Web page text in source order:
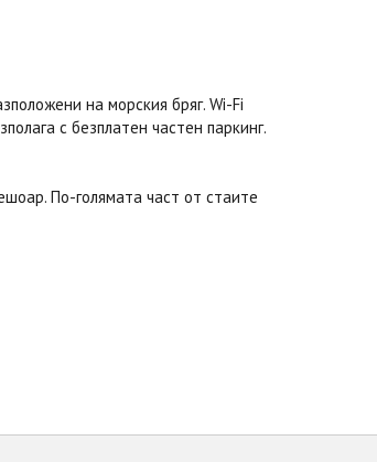
на морския бряг. Wi-Fi
с безплатен частен паркинг.
По-голямата част от стаите